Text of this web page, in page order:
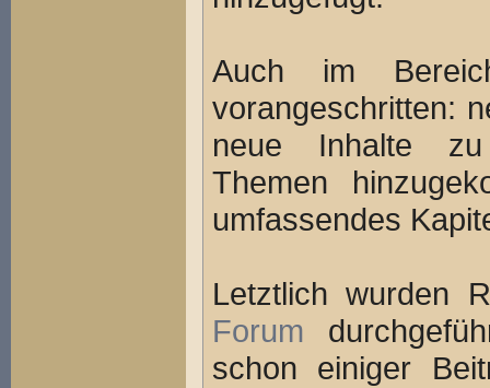
Auch im
vorangeschritten:
neue Inhalte zu
Themen
umfassendes
Letztlich wurden
Forum
schon einiger